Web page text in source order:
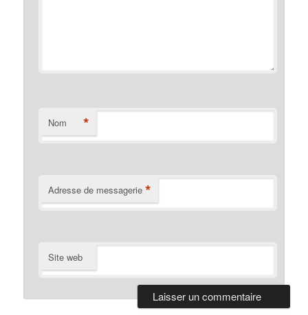
Nom *
Adresse de messagerie *
Site web